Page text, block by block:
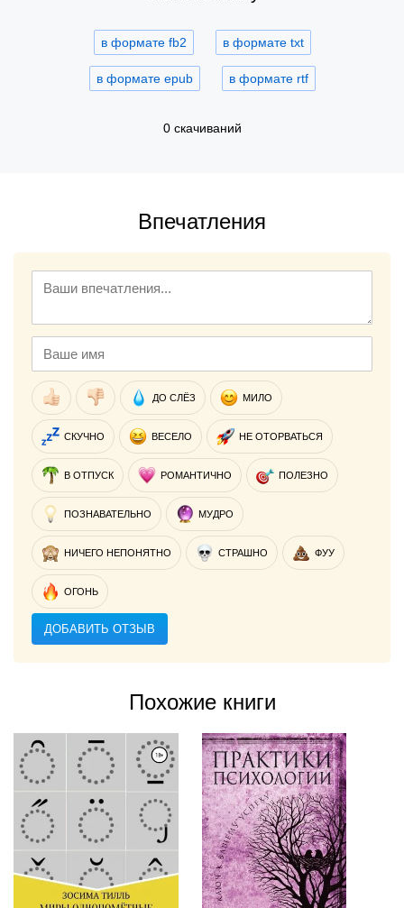
в формате fb2 в формате txt
в формате epub в формате rtf
0 скачиваний
Впечатления
ДО СЛЁЗ МИЛО
СКУЧНО ВЕСЕЛО НЕ ОТОРВАТЬСЯ
В ОТПУСК РОМАНТИЧНО ПОЛЕЗНО
ПОЗНАВАТЕЛЬНО МУДРО
НИЧЕГО НЕПОНЯТНО СТРАШНО ФУУ
ОГОНЬ
ДОБАВИТЬ ОТЗЫВ
Похожие книги